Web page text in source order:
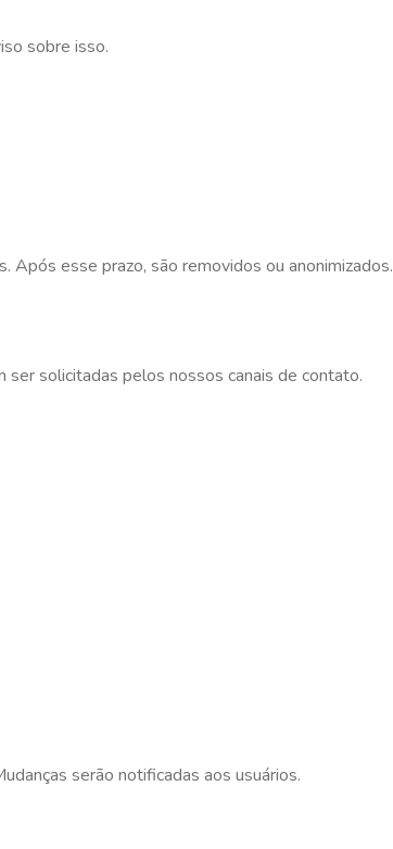
sobre isso.
Após esse prazo, são removidos ou anonimizados.
solicitadas pelos nossos canais de contato.
serão notificadas aos usuários.